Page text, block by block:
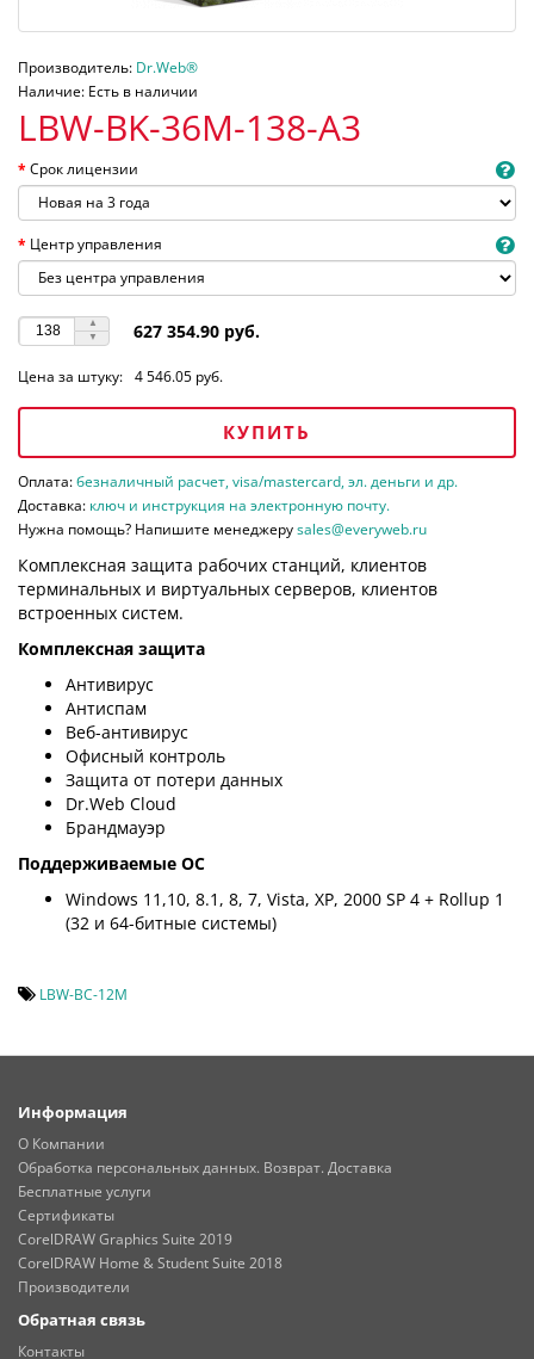
Производитель: Dr.Web®
Наличие: Есть в наличии
LBW-BK-36M-138-A3
Срок лицензии
Центр управления
627 354.90 руб.
Цена за штуку: 4 546.05 руб.
КУПИТЬ
Оплата:безналичный расчет, visa/mastercard, эл. деньги и др.
Доставка: ключ и инструкция на электронную почту.
Нужна помощь? Напишите менеджеруsales@everyweb.ru
Комплексная защита рабочих станций, клиентов
терминальных и виртуальных серверов, клиентов
встроенных систем.
Комплексная защита
Антивирус
Антиспам
Веб-антивирус
Офисный контроль
Защита от потери данных
Dr.Web Cloud
Брандмауэр
Поддерживаемые ОС
Windows 11,10, 8.1, 8, 7, Vista, XP, 2000 SP 4 + Rollup 1
(32 и 64-битные системы)
LBW-BC-12M
Информация
О Компании
Обработка персональных данных. Возврат. Доставка
Бесплатные услуги
Сертификаты
CorelDRAW Graphics Suite 2019
CorelDRAW Home & Student Suite 2018
Производители
Обратная связь
Контакты